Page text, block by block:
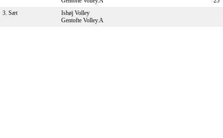
3. Sæt
Ishøj Volley
Gentofte Volley.A